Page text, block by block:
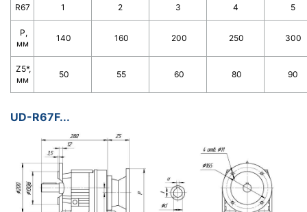
R67
1
2
3
4
5
Р,
мм
140 160 200 250 300
Z5*,
мм
50 55 60 80 90
UD-R67F...